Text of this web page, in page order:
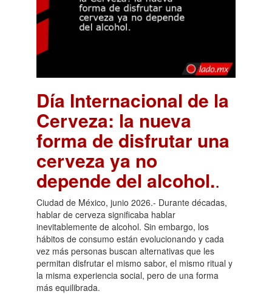
Día Internacional de la
Cerveza: la nueva
forma de disfrutar una
cerveza ya no
depende del alcohol..
Ciudad de México, junio 2026.- Durante décadas,
hablar de cerveza significaba hablar
inevitablemente de alcohol. Sin embargo, los
hábitos de consumo están evolucionando y cada
vez más personas buscan alternativas que les
permitan disfrutar el mismo sabor, el mismo ritual y
la misma experiencia social, pero de una forma
más equilibrada.